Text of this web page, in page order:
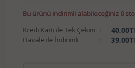
Bu ürünü indirimli alabileceğiniz 0
Kredi Kartı ile Tek Çekim : 40.00
Havale ile İndirimli : 39.00